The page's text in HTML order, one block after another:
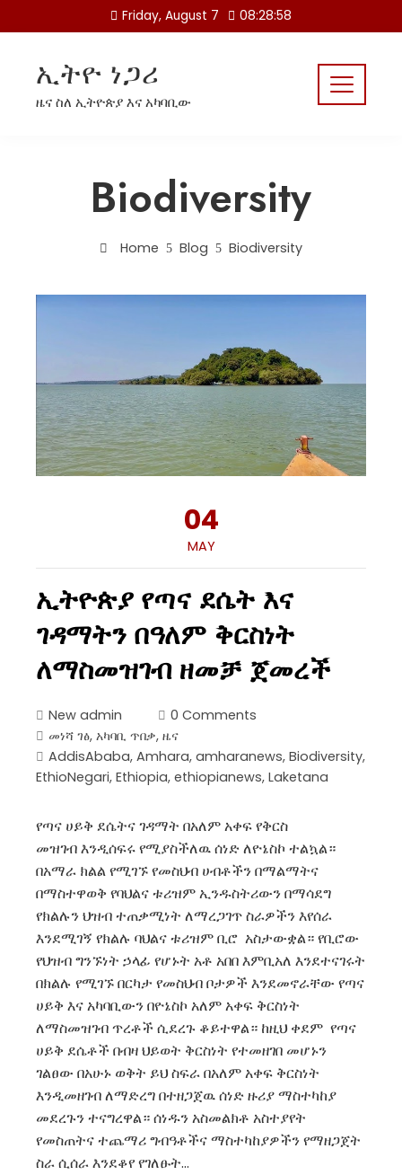
to
Friday, August 7 08:28:58
ኢትዮ ነጋሪ
ዜና ስለ ኢትዮጵያ እና አካባቢው
Biodiversity
Home Blog Biodiversity
04
MAY
ኢትዮጵያ የጣና ደሴት እና
ገዳማትን በዓለም ቅርስነት
ለማስመዝገብ ዘመቻ ጀመረች
New admin
0 Comments
መነሻ ገፅ, አካባቢ ጥበቃ, ዜና
AddisAbaba, Amhara, amharanews, Biodiversity,
EthioNegari, Ethiopia, ethiopianews, Laketana
የጣና ሀይቅ ደሴትና ገዳማት በአለም አቀፍ የቅርስ
መዝገብ እንዲሰፍሩ የሚያስችለዉ ሰነድ ለዮኔስኮ ተልኳል።
በአማራ ክልል የሚገኙ የመስህብ ሀብቶችን በማልማትና
በማስተዋወቅ የባህልና ቱሪዝም ኢንዱስትሪውን በማሳደግ
የክልሉን ህዝብ ተጠቃሚነት ለማረጋገጥ ስራዎችን እየሰራ
እንደሚገኝ የክልሉ ባህልና ቱሪዝም ቢሮ አስታውቋል። የቢሮው
የህዝብ ግንኙነት ኃላፊ የሆኑት አቶ አበበ እምቢአለ እንደተናገሩት
በክልሉ የሚገኙ በርካታ የመስህብ ቦታዎች እንደመኖራቸው የጣና
ሀይቅ እና አካባቢውን በዮኔስኮ አለም አቀፍ ቅርስነት
ለማስመዝገብ ጥረቶች ሲደረጉ ቆይተዋል። ከዚህ ቀደም የጣና
ሀይቅ ደሴቶች በብዛ ህይወት ቅርስነት የተመዘገበ መሆኑን
ገልፀው በአሁኑ ወቅት ይህ ስፍራ በአለም አቀፍ ቅርስነት
እንዲመዘገብ ለማድረግ በተዘጋጀዉ ሰነድ ዙሪያ ማስተካከያ
መደረጉን ተናግረዋል። ሰነዱን አስመልክቶ አስተያየት
የመስጠትና ተጨማሪ ግብዓቶችና ማስተካከያዎችን የማዘጋጀት
ስራ ሲሰራ እንደቆየ የገለፁት…